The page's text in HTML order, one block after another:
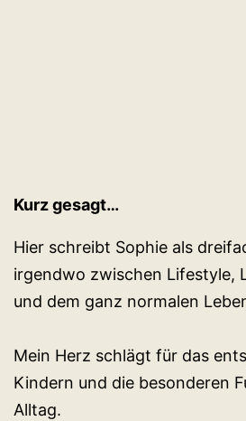
Kurz gesagt…
Hier schreibt Sophie als
irgendwo zwischen Lifestyle,
und dem ganz normalen
Mein Herz schlägt für das
Kindern und die besonderen
Alltag.